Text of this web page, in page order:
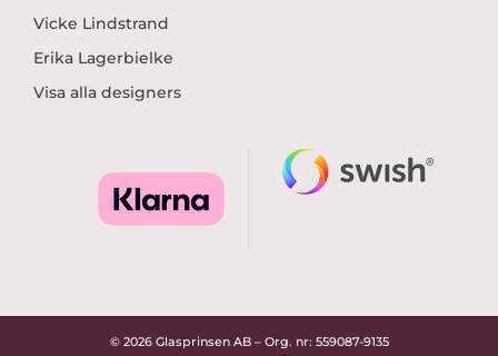
Vicke Lindstrand
Erika Lagerbielke
Visa alla designers
© 2026 Glasprinsen AB – Org. nr: 559087-9135